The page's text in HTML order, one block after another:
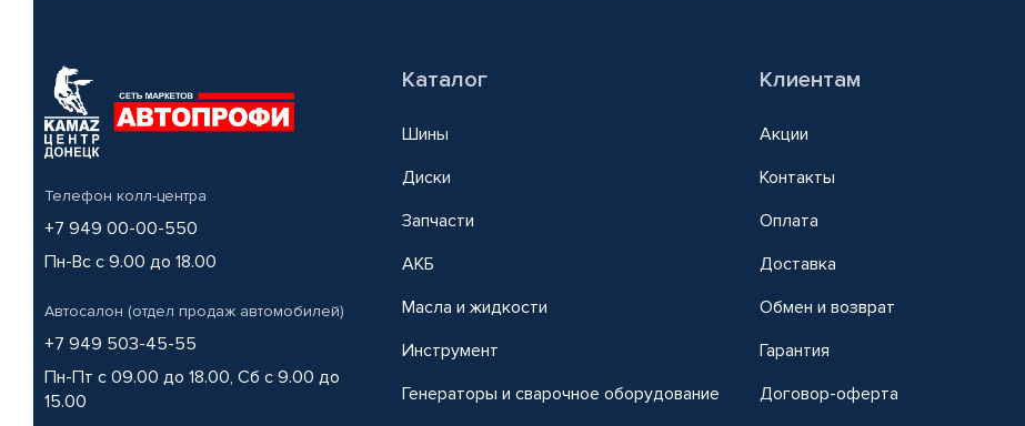
Телефон колл-центра
+7 949 00-00-550
Пн-Вс с 9.00 до 18.00
Автосалон (отдел продаж автомобилей)
+7 949 503-45-55
Пн-Пт с 09.00 до 18.00, Сб с 9.00 до
15.00
Каталог
Шины
Диски
Запчасти
АКБ
Масла и жидкости
Инструмент
Генераторы и сварочное оборудование
Клиентам
Акции
Контакты
Оплата
Доставка
Обмен и возврат
Гарантия
Договор-оферта